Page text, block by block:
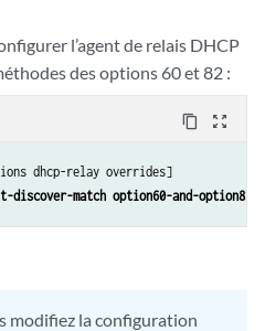
l’agent de relais DHCP
des options 60 et 82 :
content_copy zoom_out_map
dhcp-relay overrides]
match option60-and-option82
modifiez la configuration